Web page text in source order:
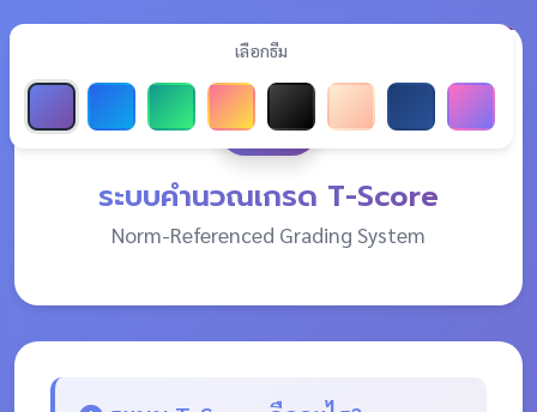
เลือกธีม
ระบบคำนวณเกรด T-Score
Norm-Referenced Grading System